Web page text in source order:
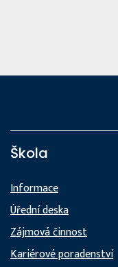
Škola
Informace
Úřední deska
Zájmová činnost
Kariérové poradenství